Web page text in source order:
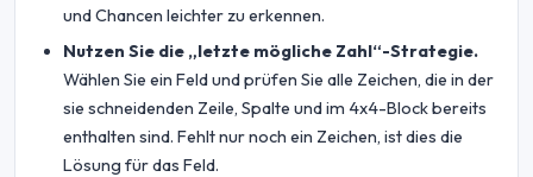
und Chancen leichter zu erkennen.
Nutzen Sie die „letzte mögliche Zahl“-Strategie.
Wählen Sie ein Feld und prüfen Sie alle Zeichen, die in der
sie schneidenden Zeile, Spalte und im 4x4-Block bereits
enthalten sind. Fehlt nur noch ein Zeichen, ist dies die
Lösung für das Feld.